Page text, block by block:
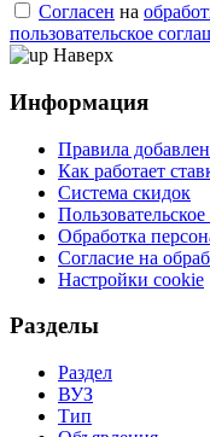
Согласен на
пользовательское
Наверх
Информация
Правила
Как работает
Система скидок
Обработка
Согласие на
Настройки cookie
Разделы
Раздел
ВУЗ
Тип